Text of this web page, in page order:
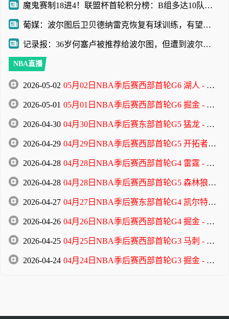
魔鬼赛制18进4！联盟杯首轮积分榜：B组多达10队3分！迈阿密第三
葡媒：波尔图后卫贝德纳雷克恢复有球训练，有望赶上葡超赛季首战
记录报：36岁何塞卢被推荐给波尔图，但遭到波尔图管理层拒绝
NBA直播
2026-05-02 05月02日NBA季后赛西部首轮G6 湖人 - 火箭 全场录像
2026-05-01 05月01日NBA季后赛西部首轮G6 掘金 - 森林狼 全场录像
2026-04-30 04月30日NBA季后赛东部首轮G5 猛龙 - 骑士 全场录像
2026-04-29 04月29日NBA季后赛西部首轮G5 开拓者 - 马刺 全场录像
2026-04-28 04月28日NBA季后赛西部首轮G4 雷霆 - 太阳 全场录像
2026-04-28 04月28日NBA季后赛西部首轮G5 森林狼 - 掘金 全场录像
2026-04-27 04月27日NBA季后赛东部首轮G4 凯尔特人 - 76人 全场录像
2026-04-26 04月26日NBA季后赛西部首轮G4 掘金 - 森林狼 全场录像
2026-04-25 04月25日NBA季后赛西部首轮G3 马刺 - 开拓者 全场录像
2026-04-24 04月24日NBA季后赛西部首轮G3 掘金 - 森林狼 全场录像